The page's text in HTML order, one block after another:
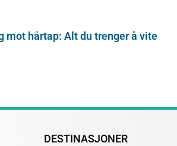
mot hårtap: Alt du trenger å vite
DESTINASJONER